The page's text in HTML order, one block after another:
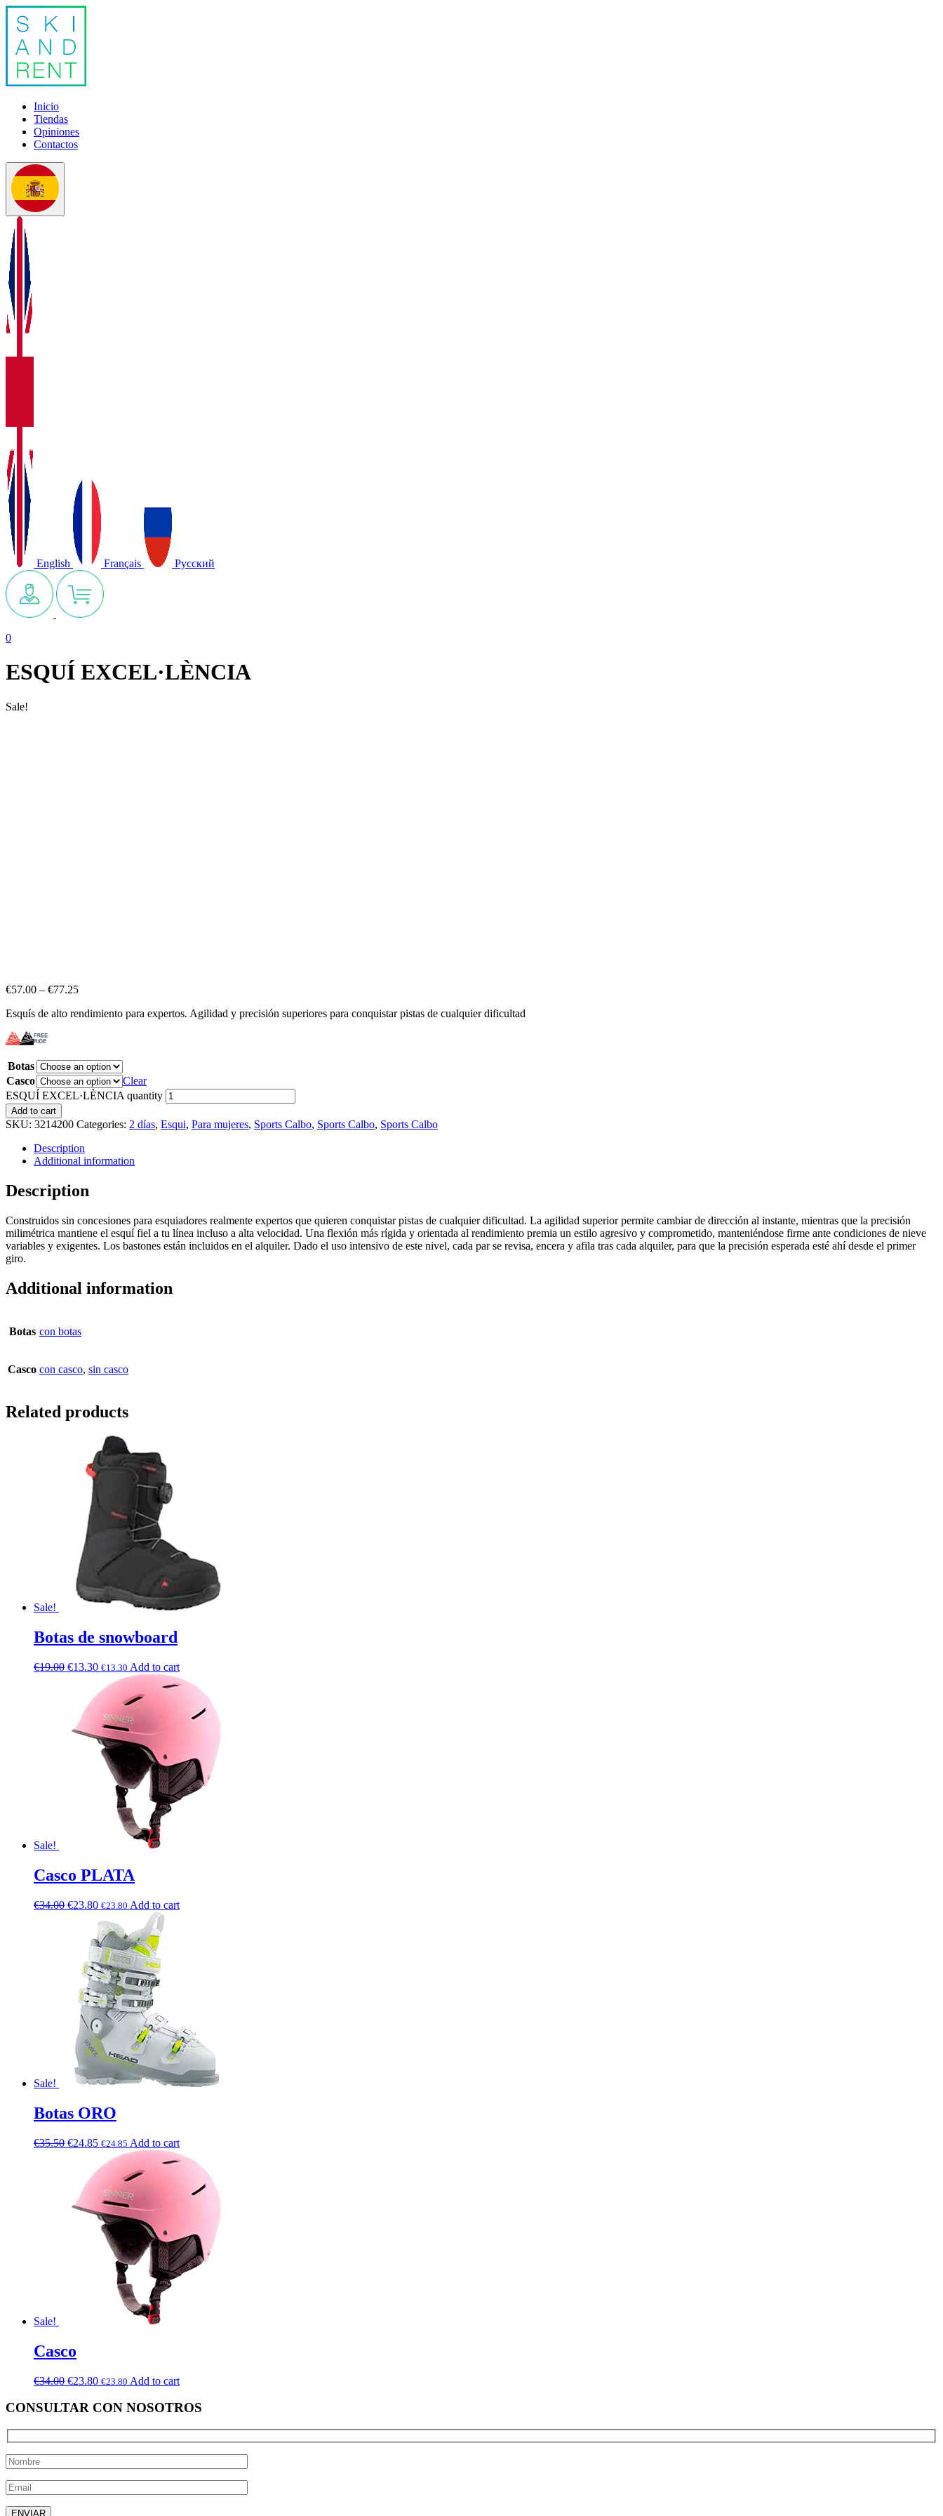
Inicio
Tiendas
Opiniones
Contactos
English Français Русский
0
ESQUÍ EXCEL·LÈNCIA
Sale!
€57.00 – €77.25
Esquís de alto rendimiento para expertos. Agilidad y precisión superiores para conquistar pistas de cualquier dificultad
Botas
Casco
Clear
ESQUÍ EXCEL·LÈNCIA quantity
Add to cart
SKU: 3214200 Categories: 2 días, Esqui, Para mujeres, Sports Calbo, Sports Calbo, Sports Calbo
Description
Additional information
Description
Construidos sin concesiones para esquiadores realmente expertos que quieren conquistar pistas de cualquier dificultad. La agilidad superior permite cambiar de dirección al instante, mientras que la precisión
milimétrica mantiene el esquí fiel a tu línea incluso a alta velocidad. Una flexión más rígida y orientada al rendimiento premia un estilo agresivo y comprometido, manteniéndose firme ante condiciones de nieve
variables y exigentes. Los bastones están incluidos en el alquiler. Dado el uso intensivo de este nivel, cada par se revisa, encera y afila tras cada alquiler, para que la precisión esperada esté ahí desde el primer
giro.
Additional information
Botas con botas
Casco con casco, sin casco
Related products
Sale!
Botas de snowboard
€19.00 €13.30 €13.30 Add to cart
Sale!
Casco PLATA
€34.00 €23.80 €23.80 Add to cart
Sale!
Botas ORO
€35.50 €24.85 €24.85 Add to cart
Sale!
Casco
€34.00 €23.80 €23.80 Add to cart
CONSULTAR CON NOSOTROS
Deja este campo vacío.